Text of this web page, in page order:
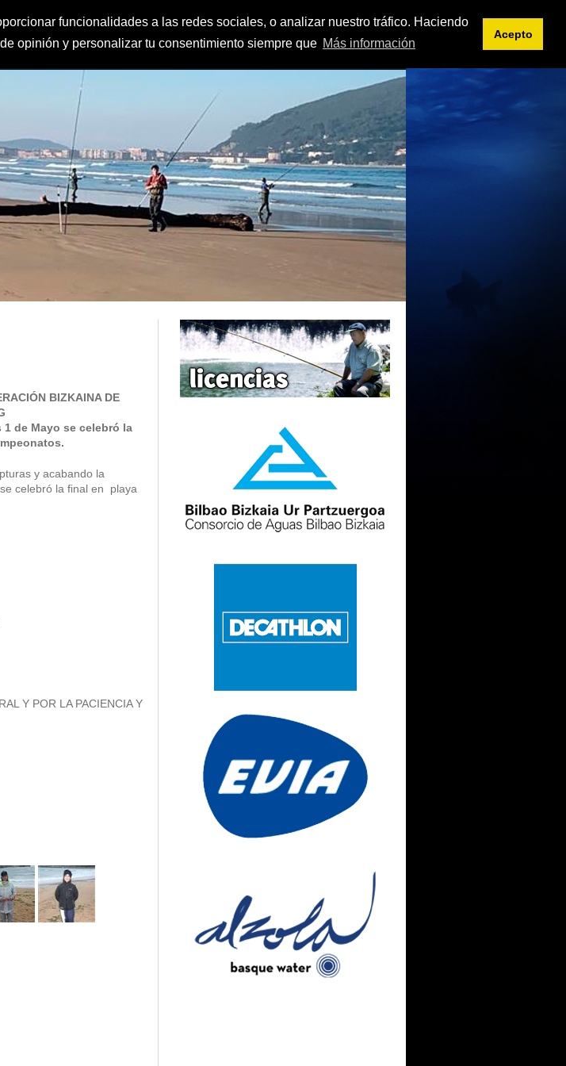
funcionalidades a las redes sociales, o analizar nuestro tráfico. Haciendo
opinión y personalizar tu consentimiento siempre que Más información
Acepto
IGUALDAD Y PROTECCIÓN AL MENOR CLASIFICACIONES DOCUMENTOS
ENLACES
BIZKAINA DE
1 de Mayo se celebró la
y acabando la
celebró la final en playa
Y POR LA PACIENCIA Y